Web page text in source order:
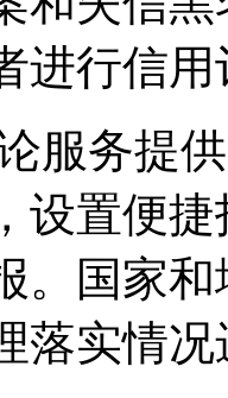
进行信用
服务提
设置便
。国家
落实情